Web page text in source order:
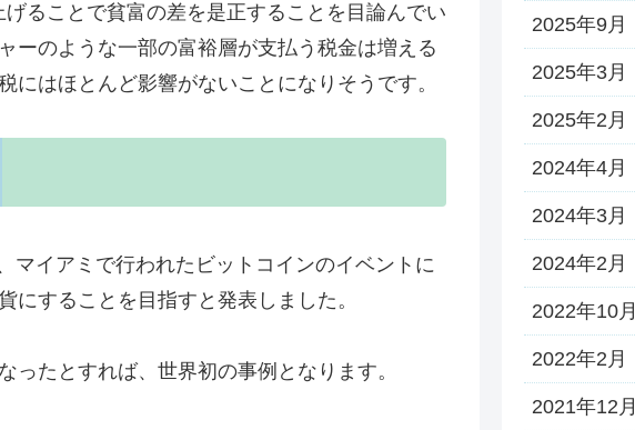
ることで貧富の差を是正することを目論んでい
ーのような一部の富裕層が支払う税金は増える
はほとんど影響がないことになりそうです。
マイアミで行われたビットコインのイベントに
にすることを目指すと発表しました。
たとすれば、世界初の事例となります。
2025年9月
2025年3月
2025年2月
2024年4月
2024年3月
2024年2月
2022年10月
2022年2月
2021年12月